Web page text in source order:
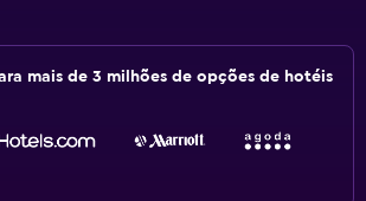
mais de 3 milhões de opções de hotéis